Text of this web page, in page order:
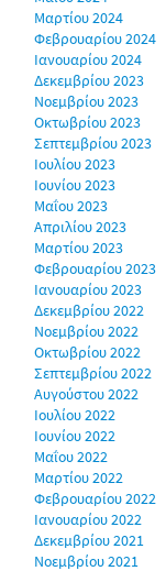
Μαρτίου 2024
Φεβρουαρίου 2024
Ιανουαρίου 2024
Δεκεμβρίου 2023
Νοεμβρίου 2023
Οκτωβρίου 2023
Σεπτεμβρίου 2023
Ιουλίου 2023
Ιουνίου 2023
Μαΐου 2023
Απριλίου 2023
Μαρτίου 2023
Φεβρουαρίου 2023
Ιανουαρίου 2023
Δεκεμβρίου 2022
Νοεμβρίου 2022
Οκτωβρίου 2022
Σεπτεμβρίου 2022
Αυγούστου 2022
Ιουλίου 2022
Ιουνίου 2022
Μαΐου 2022
Μαρτίου 2022
Φεβρουαρίου 2022
Ιανουαρίου 2022
Δεκεμβρίου 2021
Νοεμβρίου 2021